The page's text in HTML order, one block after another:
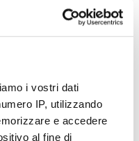
i vostri dati
IP, utilizzando
e accedere
al fine diIscriviti